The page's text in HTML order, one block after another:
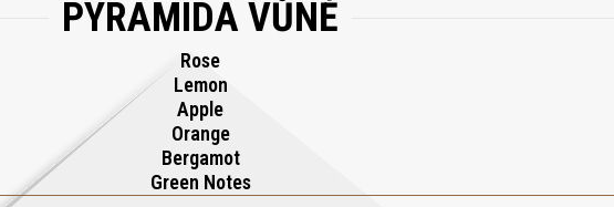
PYRAMIDA VŮNĚ
Rose
Lemon
Apple
Orange
Bergamot
Green Notes